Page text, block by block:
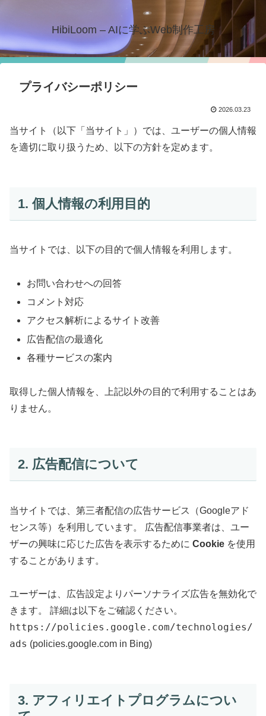
HibiLoom – AIに学ぶWeb制作工房
プライバシーポリシー
2026.03.23
当サイト（以下「当サイト」）では、ユーザーの個人情報
を適切に取り扱うため、以下の方針を定めます。
1. 個人情報の利用目的
当サイトでは、以下の目的で個人情報を利用します。
お問い合わせへの回答
コメント対応
アクセス解析によるサイト改善
広告配信の最適化
各種サービスの案内
取得した個人情報を、上記以外の目的で利用することはあ
りません。
2. 広告配信について
当サイトでは、第三者配信の広告サービス（Googleアド
センス等）を利用しています。 広告配信事業者は、ユー
ザーの興味に応じた広告を表示するために Cookie を使用
することがあります。
ユーザーは、広告設定よりパーソナライズ広告を無効化で
きます。 詳細は以下をご確認ください。
https://policies.google.com/technologies/
ads (policies.google.com in Bing)
3. アフィリエイトプログラムについ